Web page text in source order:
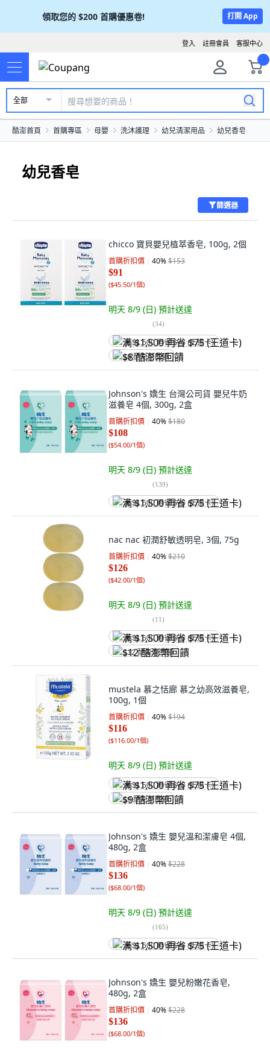
領取您的 $200 首購優惠卷! 打開 App
客服中心
註冊會員
登入
全部
酷澎首頁 首購專區 母嬰 洗沐護理 幼兒清潔用品 幼兒香皂
幼兒香皂
篩選器
chicco 寶貝嬰兒植萃香皂, 100g, 2個
首購折扣價 40%$153
$91
($45.50/1個)
明天 8/9 (日) 預計送達
(34)
满 $1,500 再省 $75 (王道卡)
$8 酷澎幣回饋
Johnson's 嬌生 台灣公司貨 嬰兒牛奶
滋養皂 4個, 300g, 2盒
首購折扣價 40%$180
$108
($54.00/1個)
明天 8/9 (日) 預計送達
(139)
满 $1,500 再省 $75 (王道卡)
nac nac 初潤舒敏透明皂, 3個, 75g
首購折扣價 40%$210
$126
($42.00/1個)
明天 8/9 (日) 預計送達
(11)
满 $1,500 再省 $75 (王道卡)
$12 酷澎幣回饋
mustela 慕之恬廊 慕之幼高效滋養皂,
100g, 1個
首購折扣價 40%$194
$116
($116.00/1個)
明天 8/9 (日) 預計送達
满 $1,500 再省 $75 (王道卡)
$9 酷澎幣回饋
Johnson's 嬌生 嬰兒溫和潔膚皂 4個,
480g, 2盒
首購折扣價 40%$228
$136
($68.00/1個)
明天 8/9 (日) 預計送達
(165)
满 $1,500 再省 $75 (王道卡)
Johnson's 嬌生 嬰兒粉嫩花香皂,
480g, 2盒
首購折扣價 40%$228
$136
($68.00/1個)